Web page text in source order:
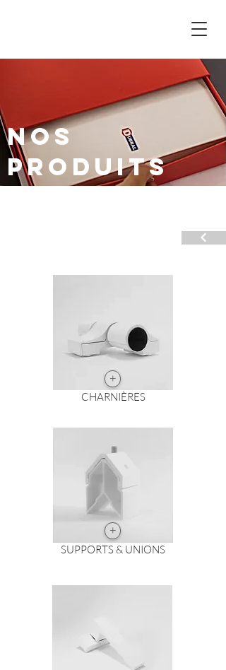
nOS
produits
+
CHARNIÈRES
+
SUPPORTS & UNIONS